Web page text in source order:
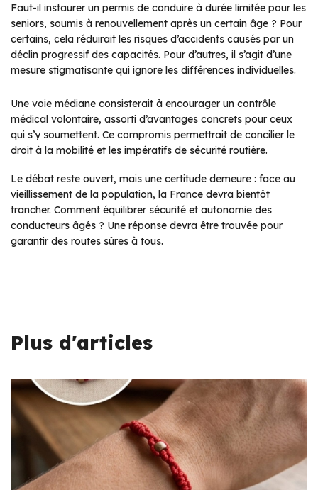
Faut-il instaurer un permis de conduire à durée limitée pour les
seniors, soumis à renouvellement après un certain âge ? Pour
certains, cela réduirait les risques d’accidents causés par un
déclin progressif des capacités. Pour d’autres, il s’agit d’une
mesure stigmatisante qui ignore les différences individuelles.
Une voie médiane consisterait à encourager un contrôle
médical volontaire, assorti d’avantages concrets pour ceux
qui s’y soumettent. Ce compromis permettrait de concilier le
droit à la mobilité et les impératifs de sécurité routière.
Le débat reste ouvert, mais une certitude demeure : face au
vieillissement de la population, la France devra bientôt
trancher. Comment équilibrer sécurité et autonomie des
conducteurs âgés ? Une réponse devra être trouvée pour
garantir des routes sûres à tous.
Plus d'articles